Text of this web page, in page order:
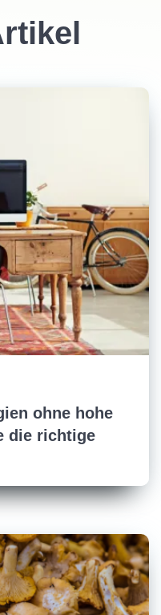
ohne hohe
die richtige